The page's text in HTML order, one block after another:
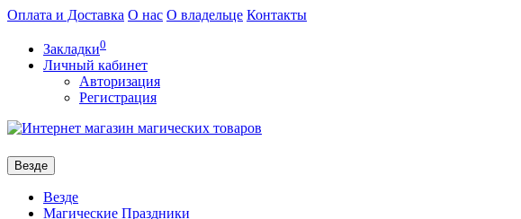
Оплата и Доставка О нас О владельце Контакты
Закладки0
Личный кабинет
Авторизация
Регистрация
Везде
Везде
Магические Праздники